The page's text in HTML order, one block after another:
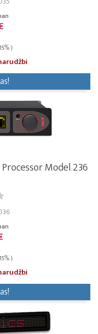
)
Model 236
)